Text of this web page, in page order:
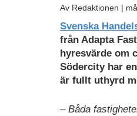
Av Redaktionen |
Svenska
från Adapta
hyresvärde om
Södercity har
är fullt uthyrd
– Båda